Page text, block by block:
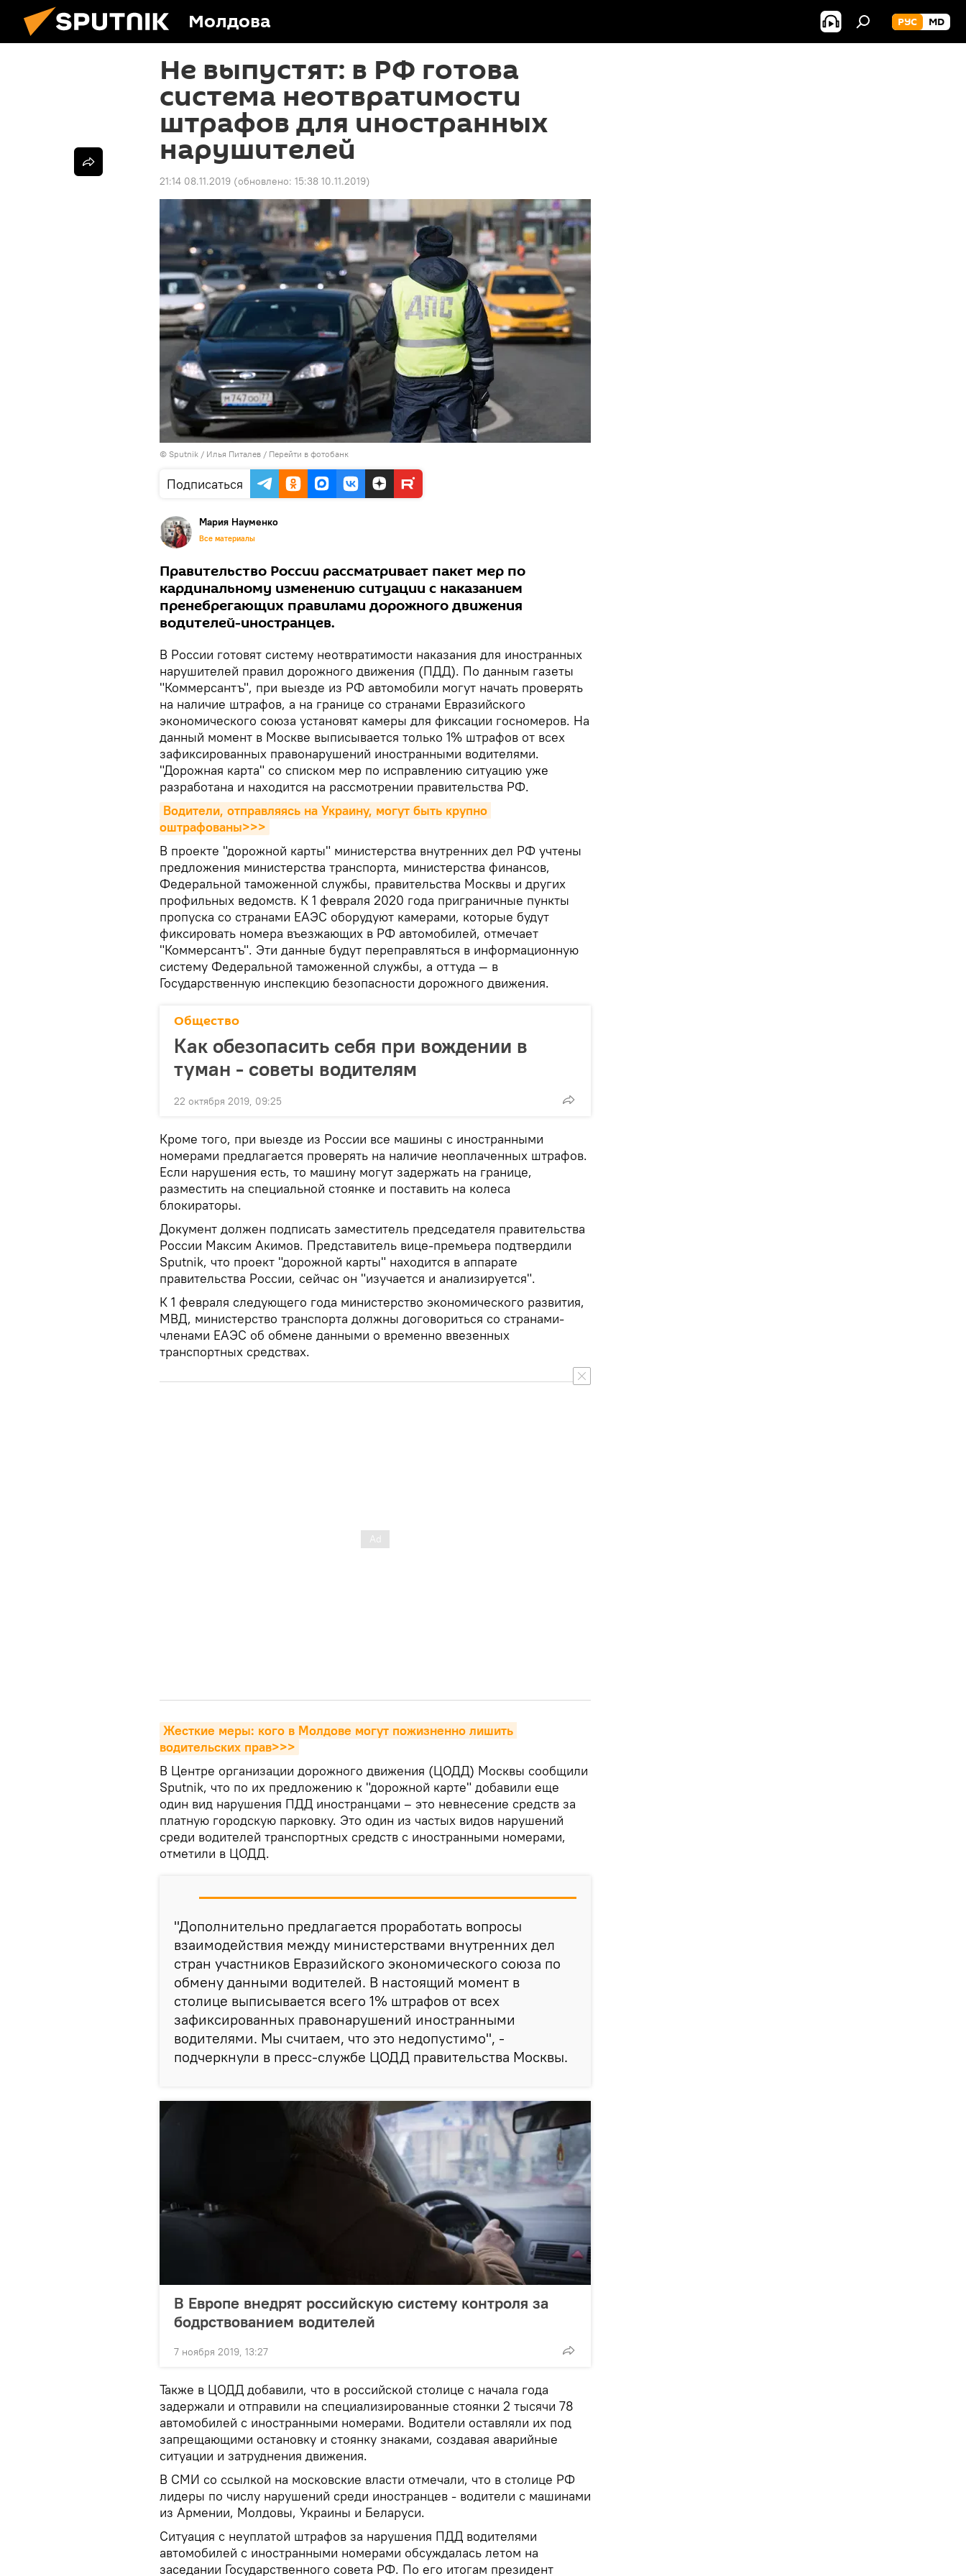
Молдова РУС MD
Не выпустят: в РФ готова
система неотвратимости
штрафов для иностранных
нарушителей
21:14 08.11.2019 (обновлено: 15:38 10.11.2019)
© Sputnik / Илья Питалев / Перейти в фотобанк
Подписаться
Мария Науменко
Все материалы
Правительство России рассматривает пакет мер по
кардинальному изменению ситуации с наказанием
пренебрегающих правилами дорожного движения
водителей-иностранцев.
В России готовят систему неотвратимости наказания для иностранных
нарушителей правил дорожного движения (ПДД). По данным газеты
"Коммерсантъ", при выезде из РФ автомобили могут начать проверять
на наличие штрафов, а на границе со странами Евразийского
экономического союза установят камеры для фиксации госномеров. На
данный момент в Москве выписывается только 1% штрафов от всех
зафиксированных правонарушений иностранными водителями.
"Дорожная карта" со списком мер по исправлению ситуацию уже
разработана и находится на рассмотрении правительства РФ.
Водители, отправляясь на Украину, могут быть крупно
оштрафованы>>>
В проекте "дорожной карты" министерства внутренних дел РФ учтены
предложения министерства транспорта, министерства финансов,
Федеральной таможенной службы, правительства Москвы и других
профильных ведомств. К 1 февраля 2020 года приграничные пункты
пропуска со странами ЕАЭС оборудуют камерами, которые будут
фиксировать номера въезжающих в РФ автомобилей, отмечает
"Коммерсантъ". Эти данные будут переправляться в информационную
систему Федеральной таможенной службы, а оттуда — в
Государственную инспекцию безопасности дорожного движения.
Общество
Как обезопасить себя при вождении в
туман - советы водителям
22 октября 2019, 09:25
Кроме того, при выезде из России все машины с иностранными
номерами предлагается проверять на наличие неоплаченных штрафов.
Если нарушения есть, то машину могут задержать на границе,
разместить на специальной стоянке и поставить на колеса
блокираторы.
Документ должен подписать заместитель председателя правительства
России Максим Акимов. Представитель вице-премьера подтвердили
Sputnik, что проект "дорожной карты" находится в аппарате
правительства России, сейчас он "изучается и анализируется".
К 1 февраля следующего года министерство экономического развития,
МВД, министерство транспорта должны договориться со странами-
членами ЕАЭС об обмене данными о временно ввезенных
транспортных средствах.
Жесткие меры: кого в Молдове могут пожизненно лишить
водительских прав>>>
В Центре организации дорожного движения (ЦОДД) Москвы сообщили
Sputnik, что по их предложению к "дорожной карте" добавили еще
один вид нарушения ПДД иностранцами – это невнесение средств за
платную городскую парковку. Это один из частых видов нарушений
среди водителей транспортных средств с иностранными номерами,
отметили в ЦОДД.
"Дополнительно предлагается проработать вопросы
взаимодействия между министерствами внутренних дел
стран участников Евразийского экономического союза по
обмену данными водителей. В настоящий момент в
столице выписывается всего 1% штрафов от всех
зафиксированных правонарушений иностранными
водителями. Мы считаем, что это недопустимо", -
подчеркнули в пресс-службе ЦОДД правительства Москвы.
В Европе внедрят российскую систему контроля за
бодрствованием водителей
7 ноября 2019, 13:27
Также в ЦОДД добавили, что в российской столице с начала года
задержали и отправили на специализированные стоянки 2 тысячи 78
автомобилей с иностранными номерами. Водители оставляли их под
запрещающими остановку и стоянку знаками, создавая аварийные
ситуации и затруднения движения.
В СМИ со ссылкой на московские власти отмечали, что в столице РФ
лидеры по числу нарушений среди иностранцев - водители с машинами
из Армении, Молдовы, Украины и Беларуси.
Ситуация с неуплатой штрафов за нарушения ПДД водителями
автомобилей с иностранными номерами обсуждалась летом на
заседании Государственного совета РФ. По его итогам президент